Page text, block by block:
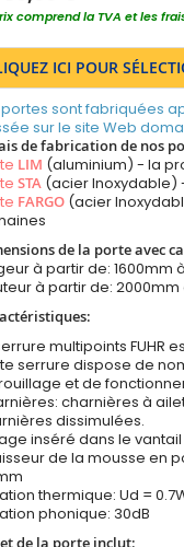
comprend la TVA et les
ICI POUR
portes sont fabriquées
sur le site Web
de fabrication de nos
LIM (aluminium) - la
STA (acier Inoxydable)
FARGO (acier
de la porte avec
à partir de: 1600mm
à partir de: 2000mm
multipoints FUHR
serrure dispose de
et de
charnières à
dissimulées.
inséré dans le
de la mousse en
thermique: Ud =
phonique: 30dB